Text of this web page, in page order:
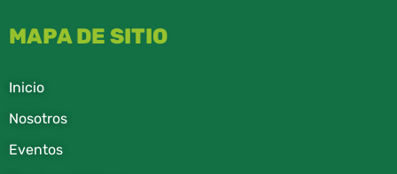
MAPA DE SITIO
Inicio
Nosotros
Eventos